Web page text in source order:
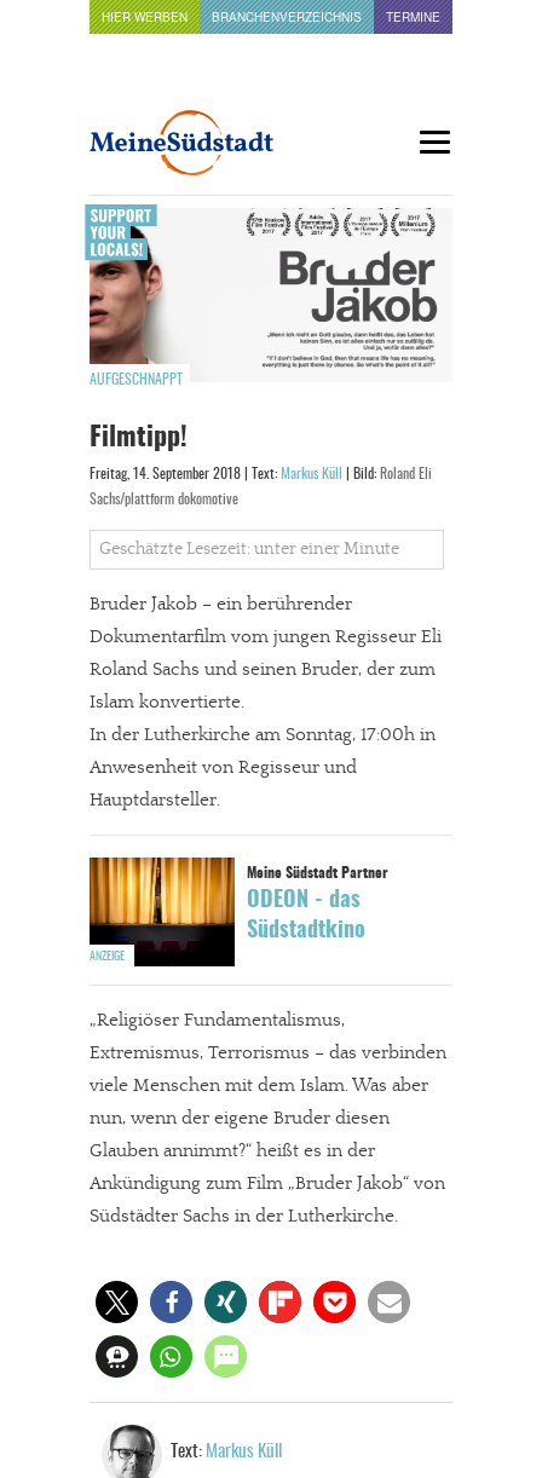
HIER WERBEN BRANCHENVERZEICHNIS TERMINE
AUFGESCHNAPPT
Filmtipp!
Freitag, 14. September 2018 | Text: Markus Küll | Bild: Roland Eli
Sachs/plattform dokomotive
Geschätzte Lesezeit: unter einer Minute
Bruder Jakob – ein berührender
Dokumentarfilm vom jungen Regisseur Eli
Roland Sachs und seinen Bruder, der zum
Islam konvertierte.
In der Lutherkirche am Sonntag, 17:00h in
Anwesenheit von Regisseur und
Hauptdarsteller.
ODEON - das
Südstadtkino
„Religiöser Fundamentalismus,
Extremismus, Terrorismus – das verbinden
viele Menschen mit dem Islam. Was aber
nun, wenn der eigene Bruder diesen
Glauben annimmt?“ heißt es in der
Ankündigung zum Film „Bruder Jakob“ von
Südstädter Sachs in der Lutherkirche.
Text: Markus Küll